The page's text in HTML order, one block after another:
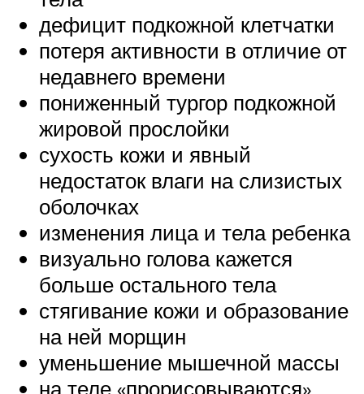
дефицит подкожной клетчатки
потеря активности в отличие от
недавнего времени
пониженный тургор подкожной
жировой прослойки
сухость кожи и явный
недостаток влаги на слизистых
оболочках
изменения лица и тела ребенка
визуально голова кажется
больше остального тела
стягивание кожи и образование
на ней морщин
уменьшение мышечной массы
на теле «прорисовываются»